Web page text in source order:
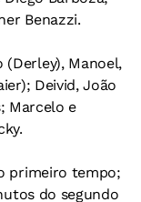
Benazzi.
(Derley), Manoel,
Deivid, João
Marcelo e
primeiro tempo;
do segundo